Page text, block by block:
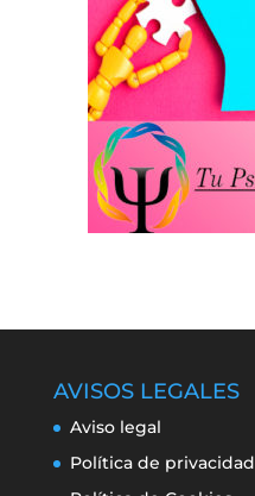
AVISOS LEGALES
Aviso legal
Política de privacidad